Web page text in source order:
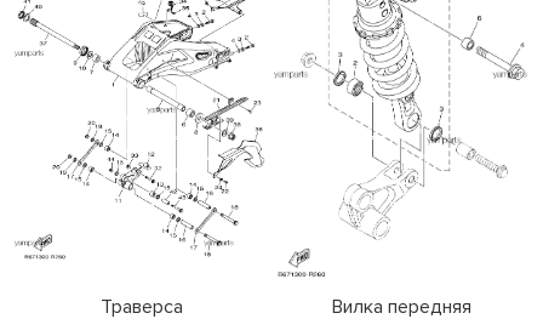
Траверса Вилка передняя